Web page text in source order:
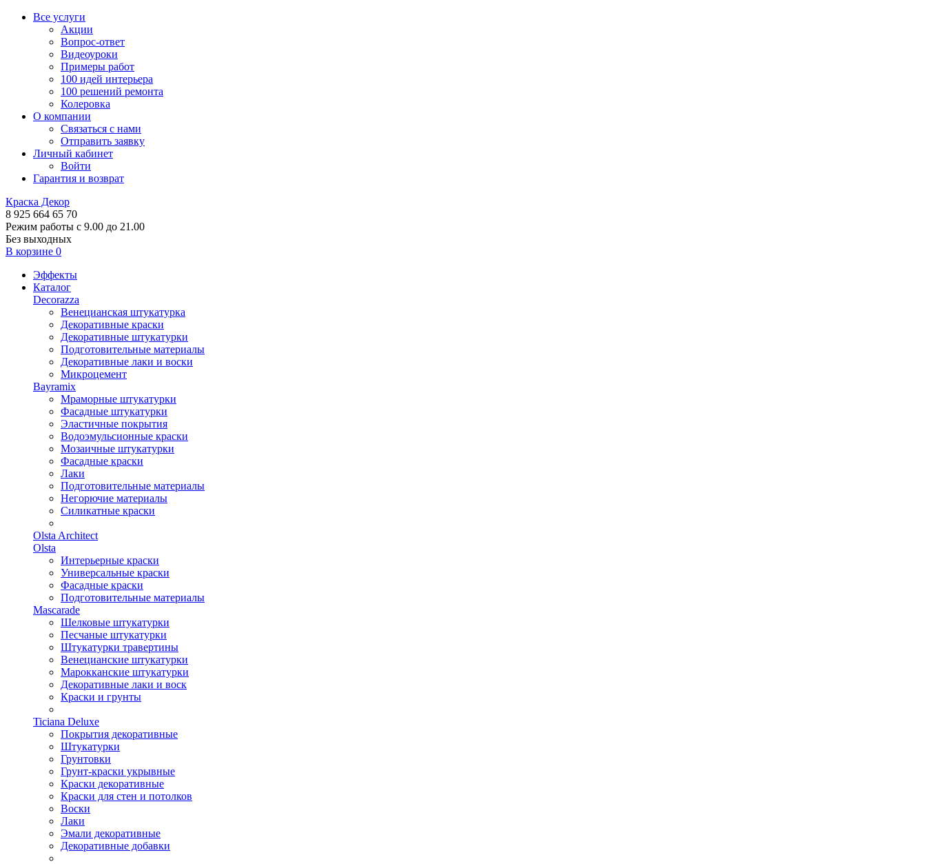
Все услуги
Акции
Вопрос-ответ
Видеоуроки
Примеры работ
100 идей интерьера
100 решений ремонта
Колеровка
О компании
Связаться с нами
Отправить заявку
Личный кабинет
Войти
Гарантия и возврат
Краска Декор
8 925 664 65 70
Режим работы с 9.00 до 21.00
Без выходных
В корзине 0
Эффекты
Каталог
Decorazza
Венецианская штукатурка
Декоративные краски
Декоративные штукатурки
Подготовительные материалы
Декоративные лаки и воски
Микроцемент
Bayramix
Мраморные штукатурки
Фасадные штукатурки
Эластичные покрытия
Водоэмульсионные краски
Мозаичные штукатурки
Фасадные краски
Лаки
Подготовительные материалы
Негорючие материалы
Силикатные краски
Olsta Architect
Olsta
Интерьерные краски
Универсальные краски
Фасадные краски
Подготовительные материалы
Mascarade
Шелковые штукатурки
Песчаные штукатурки
Штукатурки травертины
Венецианские штукатурки
Марокканские штукатурки
Декоративные лаки и воск
Краски и грунты
Ticiana Deluxe
Покрытия декоративные
Штукатурки
Грунтовки
Грунт-краски укрывные
Краски декоративные
Краски для стен и потолков
Воски
Лаки
Эмали декоративные
Декоративные добавки